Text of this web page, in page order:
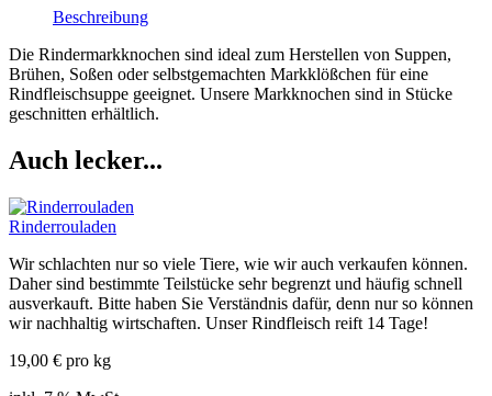
Beschreibung
Die Rindermarkknochen sind ideal zum Herstellen von Suppen,
Brühen, Soßen oder selbstgemachten Markklößchen für eine
Rindfleischsuppe geeignet. Unsere Markknochen sind in Stücke
geschnitten erhältlich.
Auch lecker...
Rinderrouladen
Wir schlachten nur so viele Tiere, wie wir auch verkaufen können.
Daher sind bestimmte Teilstücke sehr begrenzt und häufig schnell
ausverkauft. Bitte haben Sie Verständnis dafür, denn nur so können
wir nachhaltig wirtschaften. Unser Rindfleisch reift 14 Tage!
19,00 € pro kg